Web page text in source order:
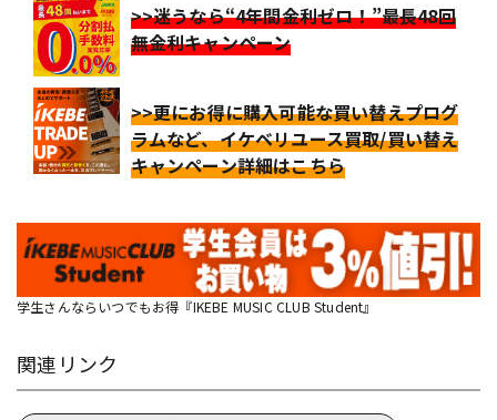
>>迷うなら“4年間金利ゼロ！”最長48回
無金利キャンペーン
>>更にお得に購入可能な買い替えプログ
ラムなど、イケベリユース買取/買い替え
キャンペーン詳細はこちら
学生さんならいつでもお得『IKEBE MUSIC CLUB Student』
関連リンク